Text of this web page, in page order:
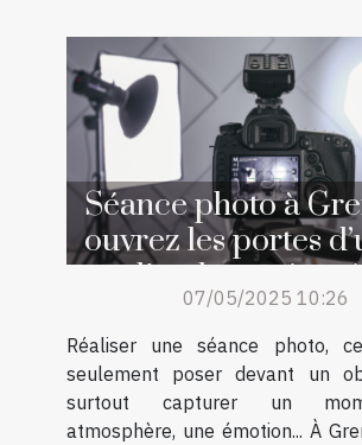
Séance photo à
ouvrez les portes
studio photo
07/05/2025 10:26
Réaliser une séance photo,
seulement poser devant un
surtout capturer un
atmosphère, une émotion... À